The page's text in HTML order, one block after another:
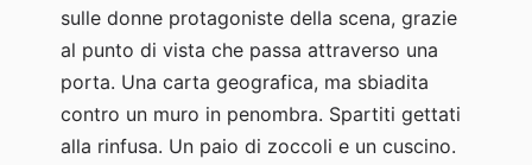
sulle donne protagoniste della scena, grazie
al punto di vista che passa attraverso una
porta. Una carta geografica, ma sbiadita
contro un muro in penombra. Spartiti gettati
alla rinfusa. Un paio di zoccoli e un cuscino.